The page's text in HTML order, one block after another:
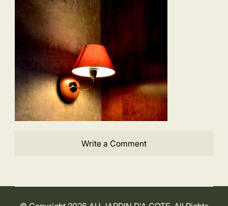
Write a Comment